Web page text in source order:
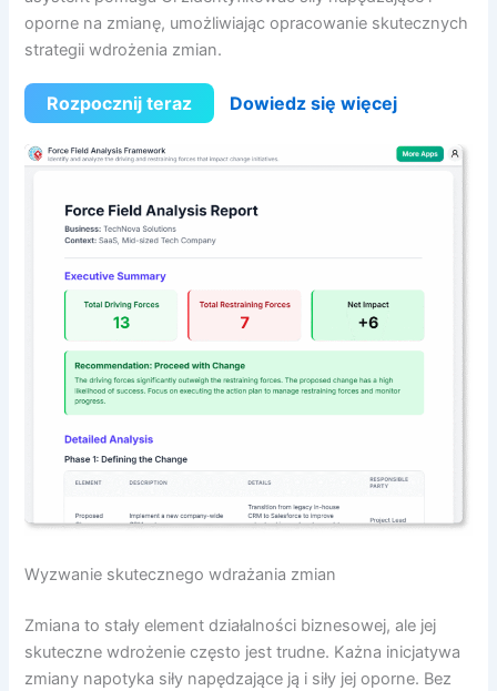
oporne na zmianę, umożliwiając opracowanie skutecznych
strategii wdrożenia zmian.
Rozpocznij teraz Dowiedz się więcej
Wyzwanie skutecznego wdrażania zmian
Zmiana to stały element działalności biznesowej, ale jej
skuteczne wdrożenie często jest trudne. Każna inicjatywa
zmiany napotyka siły napędzające ją i siły jej oporne. Bez